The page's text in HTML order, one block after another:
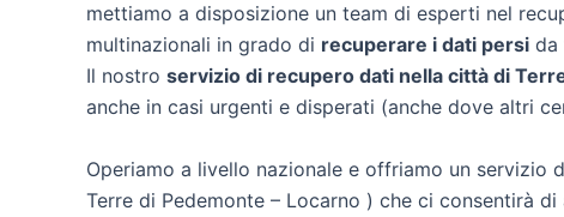
mettiamo a disposizione un team di esperti nel
multinazionali in grado di recuperare i dati persi da
Il nostro servizio di recupero dati nella città di
anche in casi urgenti e disperati (anche dove altri
Operiamo a livello nazionale e offriamo un
Terre di Pedemonte – Locarno ) che ci consentirà